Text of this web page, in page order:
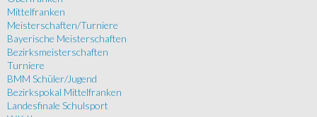
Mittelfranken
Meisterschaften/Turniere
Bayerische Meisterschaften
Bezirksmeisterschaften
Turniere
BMM Schüler/Jugend
Bezirkspokal Mittelfranken
Landesfinale Schulsport